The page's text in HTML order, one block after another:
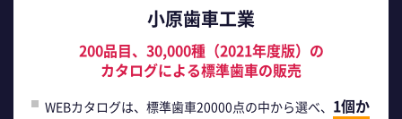
小原歯車工業
200品目、30,000種（2021年度版）の
カタログによる標準歯車の販売
WEBカタログは、標準歯車20000点の中から選べ、 1個か